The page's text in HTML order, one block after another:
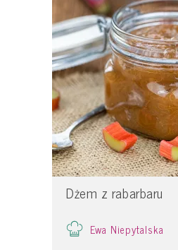
Dżem z rabarbaru
Ewa Niepytalska